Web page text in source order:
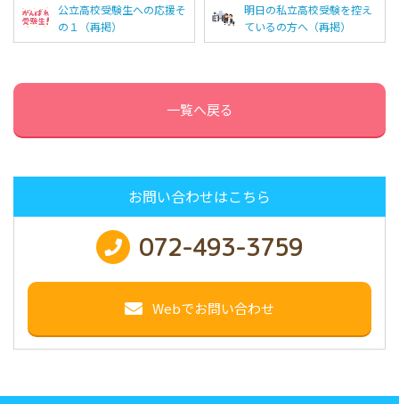
公立高校受験生への応援そ
の１（再掲）
明日の私立高校受験を控え
ているの方へ（再掲）
一覧へ戻る
お問い合わせはこちら
072-493-3759
Webでお問い合わせ